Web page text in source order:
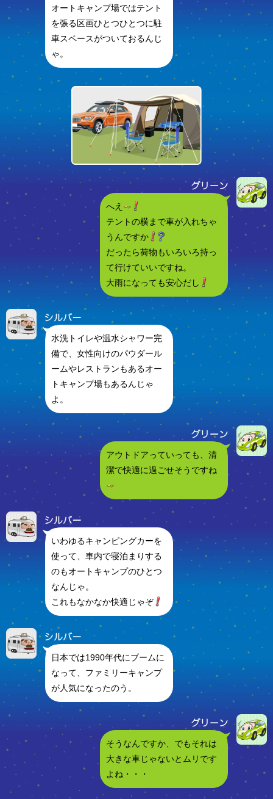
オートキャンプ場ではテント
を張る区画ひとつひとつに駐
車スペースがついておるんじ
ゃ。
へえ
テントの横まで車が入れちゃ
うんですか
だったら荷物もいろいろ持っ
て行けていいですね。
大雨になっても安心だし
水洗トイレや温水シャワー完
備で、女性向けのパウダール
ームやレストランもあるオー
トキャンプ場もあるんじゃ
よ。
アウトドアっていっても、清
潔で快適に過ごせそうですね
いわゆるキャンピングカーを
使って、車内で寝泊まりする
のもオートキャンプのひとつ
なんじゃ。
これもなかなか快適じゃぞ
日本では1990年代にブームに
なって、ファミリーキャンプ
が人気になったのう。
そうなんですか、でもそれは
大きな車じゃないとムリです
よね・・・